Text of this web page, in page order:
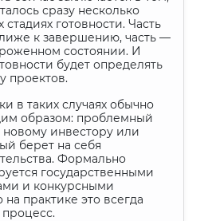
сразу несколько
готовности. Часть
к завершению, часть —
состоянии. И
будет определять
проектов.
в таких случаях обычно
образом: проблемный
новому инвестору или
берет на себя
Формально
государственными
и конкурсными
практике это всегда